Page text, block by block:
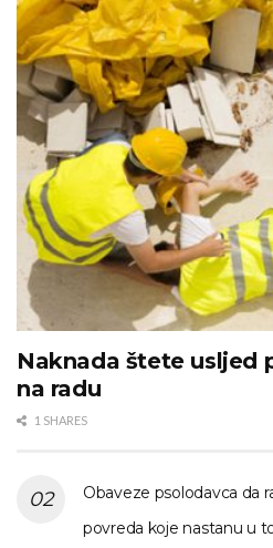
Naknada štete usljed
na radu
1 SHARES
Obaveze psolodavca da
povreda koje nastanu u